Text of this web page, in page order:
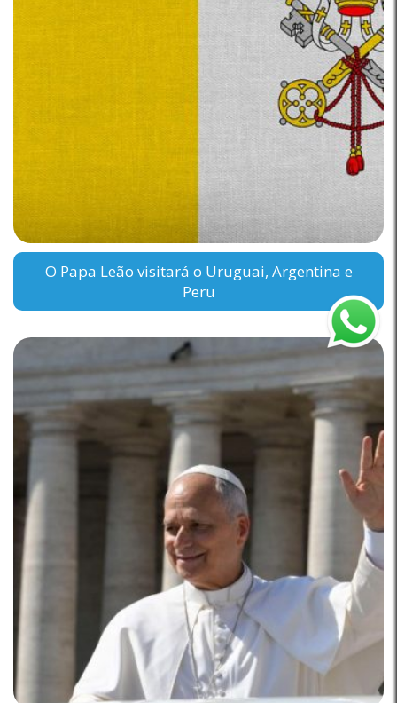
O Papa Leão visitará o Uruguai, Argentina e
Peru